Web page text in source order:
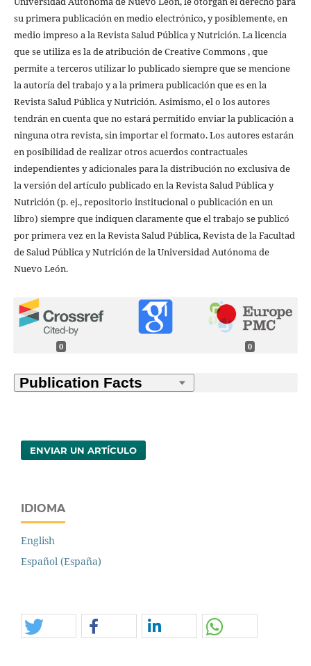
su primera publicación en medio electrónico, y posiblemente, en
medio impreso a la Revista Salud Pública y Nutrición. La licencia
que se utiliza es la de atribución de Creative Commons , que
permite a terceros utilizar lo publicado siempre que se mencione
la autoría del trabajo y a la primera publicación que es en la
Revista Salud Pública y Nutrición. Asimismo, el o los autores
tendrán en cuenta que no estará permitido enviar la publicación a
ninguna otra revista, sin importar el formato. Los autores estarán
en posibilidad de realizar otros acuerdos contractuales
independientes y adicionales para la distribución no exclusiva de
la versión del artículo publicado en la Revista Salud Pública y
Nutrición (p. ej., repositorio institucional o publicación en un
libro) siempre que indiquen claramente que el trabajo se publicó
por primera vez en la Revista Salud Pública, Revista de la Facultad
de Salud Pública y Nutrición de la Universidad Autónoma de
Nuevo León.
0 0
ENVIAR UN ARTÍCULO
IDIOMA
English
Español (España)